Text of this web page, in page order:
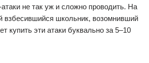
не так уж и сложно проводить. На
школьник, возомнивший
купить эти атаки буквально за 5–10